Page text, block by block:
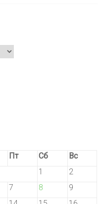
Пт Сб
Вс
1
2
7 8
9